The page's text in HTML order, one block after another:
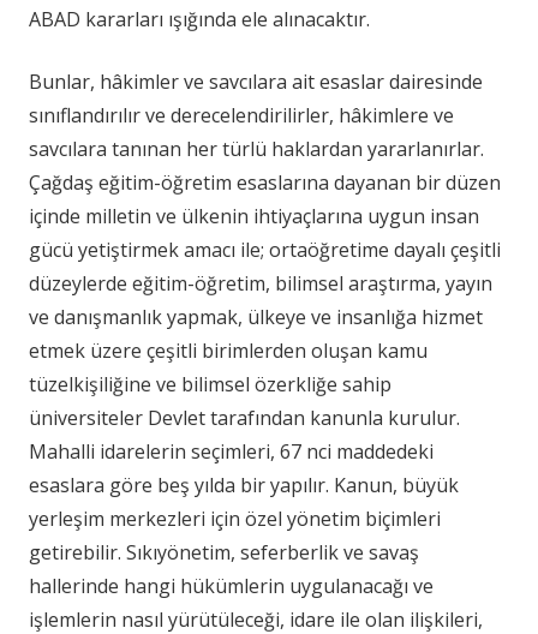
ABAD kararları ışığında ele alınacaktır.
Bunlar, hâkimler ve savcılara ait esaslar dairesinde
sınıflandırılır ve derecelendirilirler, hâkimlere ve
savcılara tanınan her türlü haklardan yararlanırlar.
Çağdaş eğitim-öğretim esaslarına dayanan bir düzen
içinde milletin ve ülkenin ihtiyaçlarına uygun insan
gücü yetiştirmek amacı ile; ortaöğretime dayalı çeşitli
düzeylerde eğitim-öğretim, bilimsel araştırma, yayın
ve danışmanlık yapmak, ülkeye ve insanlığa hizmet
etmek üzere çeşitli birimlerden oluşan kamu
tüzelkişiliğine ve bilimsel özerkliğe sahip
üniversiteler Devlet tarafından kanunla kurulur.
Mahalli idarelerin seçimleri, 67 nci maddedeki
esaslara göre beş yılda bir yapılır. Kanun, büyük
yerleşim merkezleri için özel yönetim biçimleri
getirebilir. Sıkıyönetim, seferberlik ve savaş
hallerinde hangi hükümlerin uygulanacağı ve
işlemlerin nasıl yürütüleceği, idare ile olan ilişkileri,